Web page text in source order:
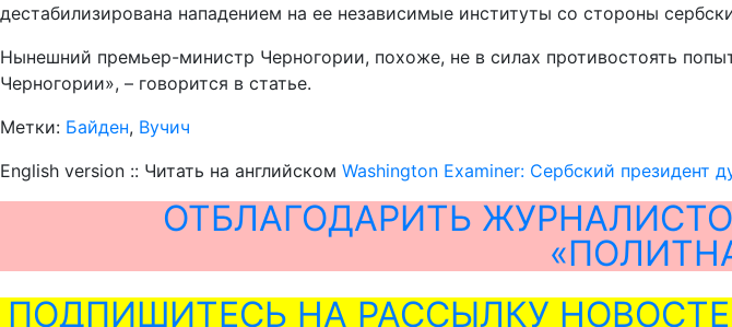
дестабилизирована нападением на ее независимые институты со стороны
Нынешний премьер-министр Черногории, похоже, не в силах противостоять
Черногории», – говорится в статье.
Метки: Байден, Вучич
English version :: Читать на английском Washington Examiner: Сербский президент
ОТБЛАГОДАРИТЬ
ПОДПИШИТЕСЬ НА РАССЫЛКУ